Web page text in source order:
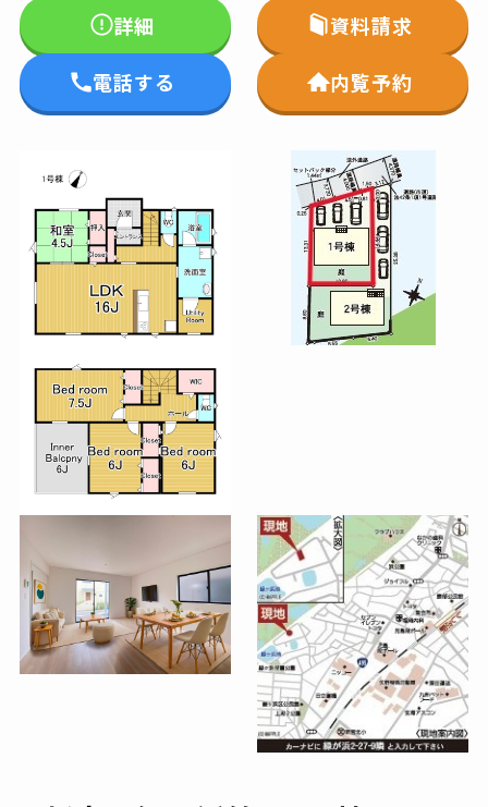
詳細 資料請求
電話する 内覧予約